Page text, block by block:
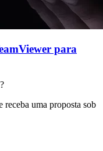
para
receba uma proposta sob